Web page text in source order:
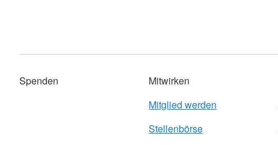
Spenden
Mitwirken
Mitglied werden
Stellenbörse